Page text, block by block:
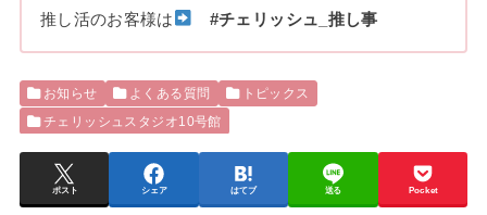
推し活のお客様は
#チェリッシュ_推し事
お知らせ よくある質問
トピックス
チェリッシュスタジオ10号館
ポスト シェア はてブ 送る Pocket